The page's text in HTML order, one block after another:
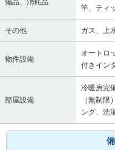
竿、ティ
その他 ガス、上
物件設備
オートロ
付きイン
部屋設備
冷暖房完
（無制
ング、洗